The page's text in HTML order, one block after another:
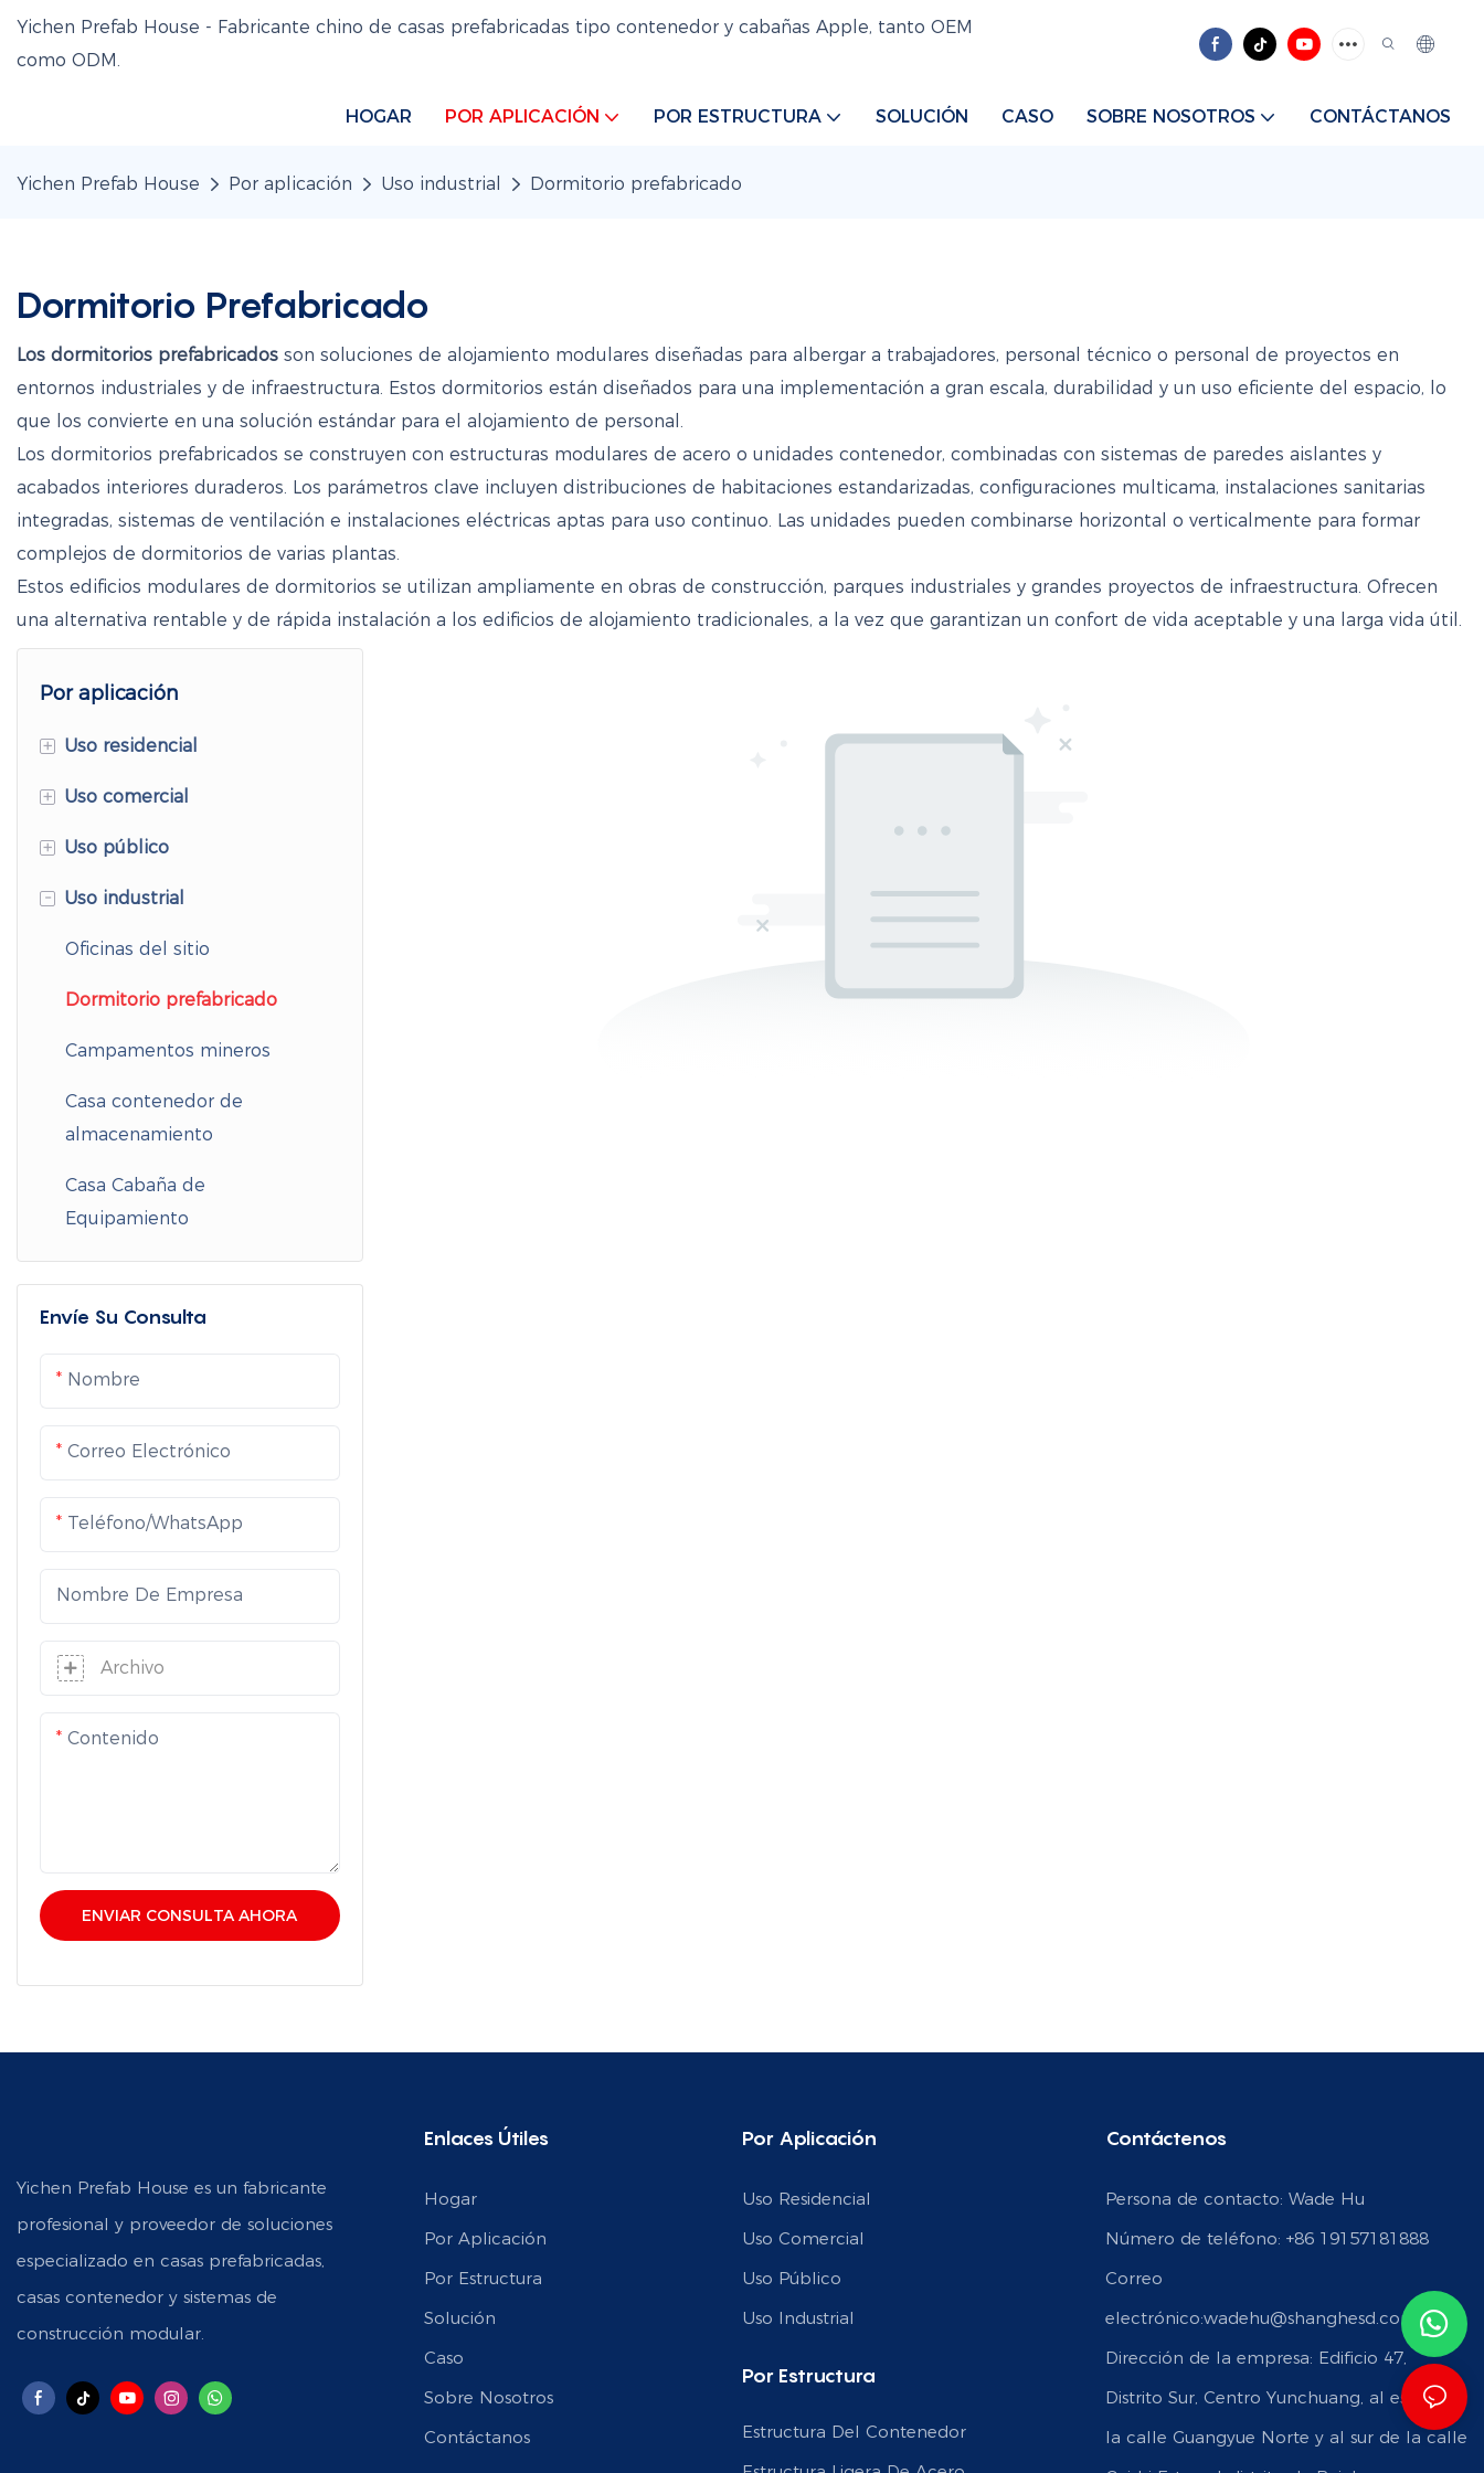
Yichen Prefab House - Fabricante chino de casas prefabricadas tipo contenedor y cabañas Apple, tanto OEM
como ODM.
HOGAR POR APLICACIÓN POR ESTRUCTURA SOLUCIÓN CASO SOBRE NOSOTROS CONTÁCTANOS
Yichen Prefab House Por aplicación Uso industrial Dormitorio prefabricado
Dormitorio Prefabricado
Los dormitorios prefabricados son soluciones de alojamiento modulares diseñadas para albergar a trabajadores, personal técnico o personal de proyectos en
entornos industriales y de infraestructura. Estos dormitorios están diseñados para una implementación a gran escala, durabilidad y un uso eficiente del espacio, lo
que los convierte en una solución estándar para el alojamiento de personal.
Los dormitorios prefabricados se construyen con estructuras modulares de acero o unidades contenedor, combinadas con sistemas de paredes aislantes y
acabados interiores duraderos. Los parámetros clave incluyen distribuciones de habitaciones estandarizadas, configuraciones multicama, instalaciones sanitarias
integradas, sistemas de ventilación e instalaciones eléctricas aptas para uso continuo. Las unidades pueden combinarse horizontal o verticalmente para formar
complejos de dormitorios de varias plantas.
Estos edificios modulares de dormitorios se utilizan ampliamente en obras de construcción, parques industriales y grandes proyectos de infraestructura. Ofrecen
una alternativa rentable y de rápida instalación a los edificios de alojamiento tradicionales, a la vez que garantizan un confort de vida aceptable y una larga vida útil.
Por aplicación
+ Uso residencial
Casas contenedor
Casas prefabricadas
modulares
Casas pequeñas
desmontable
+ Uso comercial
Casa contenedor de oficina
Edificios comerciales
Cabaña de familia
Cabañas de exposición
+ Uso público
hospitales en contenedores
Clínicas móviles
Casas contenedor de
Dormitorio de contenedores
Refugios de emergencia
- Uso industrial
Oficinas del sitio
Dormitorio prefabricado
Campamentos mineros
Casa contenedor de
almacenamiento
Casa Cabaña de
Equipamiento
Envíe Su Consulta
Nombre
Correo Electrónico
Teléfono/WhatsApp
Nombre De Empresa
Archivo
Contenido
ENVIAR CONSULTA AHORA
Yichen Prefab House es un fabricante
profesional y proveedor de soluciones
especializado en casas prefabricadas,
casas contenedor y sistemas de
construcción modular.
Enlaces Útiles
Hogar
Por Aplicación
Por Estructura
Solución
Caso
Sobre Nosotros
Contáctanos
Por Aplicación
Uso Residencial
Uso Comercial
Uso Público
Uso Industrial
Por Estructura
Estructura Del Contenedor
Contáctenos
Persona de contacto: Wade Hu
Número de teléfono: +86 19157181888
Correo
electrónico:wadehu@shanghesd.com
Dirección de la empresa: Edificio 47,
Distrito Sur, Centro Yunchuang, al este de
la calle Guangyue Norte y al sur de la calle